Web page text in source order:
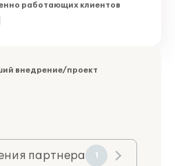
работающих клиентов
внедрение/проект
партнера 1